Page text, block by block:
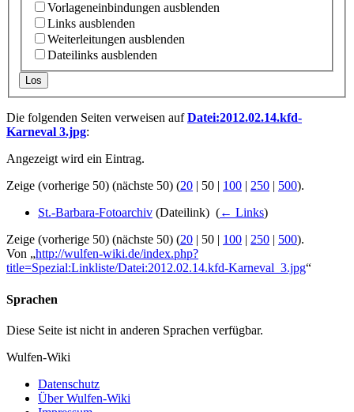
Vorlageneinbindungen ausblenden
Links ausblenden
Weiterleitungen ausblenden
Dateilinks ausblenden
Los
Die folgenden Seiten verweisen aufDatei:2012.02.14.kfd-
Karneval 3.jpg:
Angezeigt wird ein Eintrag.
Zeige (vorherige 50) (nächste 50) (20 | 50 | 100 | 250 | 500).
St.-Barbara-Fotoarchiv (Dateilink) ‎ (← Links)
Zeige (vorherige 50) (nächste 50) (20 | 50 | 100 | 250 | 500).
Von „http://wulfen-wiki.de/index.php?
title=Spezial:Linkliste/Datei:2012.02.14.kfd-Karneval_3.jpg“
Sprachen
Diese Seite ist nicht in anderen Sprachen verfügbar.
Wulfen-Wiki
Datenschutz
Über Wulfen-Wiki